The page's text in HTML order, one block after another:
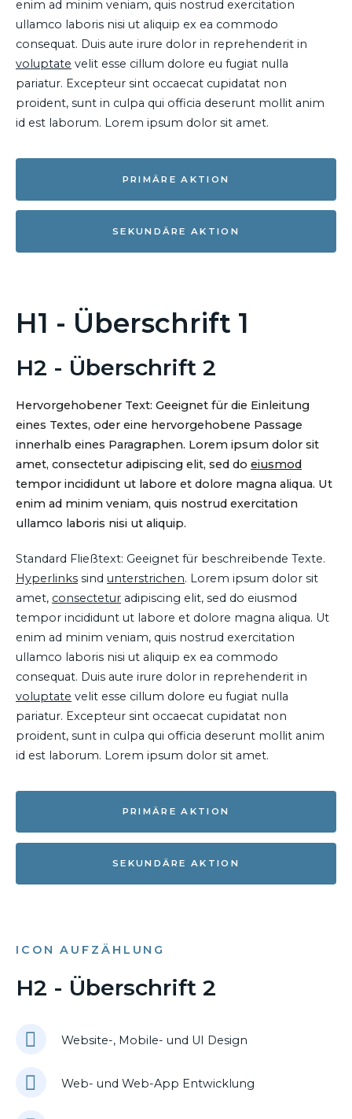
enim ad minim veniam, quis nostrud exercitation
ullamco laboris nisi ut aliquip ex ea commodo
consequat. Duis aute irure dolor in reprehenderit in
voluptate velit esse cillum dolore eu fugiat nulla
pariatur. Excepteur sint occaecat cupidatat non
proident, sunt in culpa qui officia deserunt mollit anim
id est laborum. Lorem ipsum dolor sit amet.
PRIMÄRE AKTION
SEKUNDÄRE AKTION
H1 - Überschrift 1
H2 - Überschrift 2
Hervorgehobener Text: Geeignet für die Einleitung
eines Textes, oder eine hervorgehobene Passage
innerhalb eines Paragraphen. Lorem ipsum dolor sit
amet, consectetur adipiscing elit, sed do eiusmod
tempor incididunt ut labore et dolore magna aliqua. Ut
enim ad minim veniam, quis nostrud exercitation
ullamco laboris nisi ut aliquip.
Standard Fließtext: Geeignet für beschreibende Texte.
Hyperlinks sind unterstrichen. Lorem ipsum dolor sit
amet, consectetur adipiscing elit, sed do eiusmod
tempor incididunt ut labore et dolore magna aliqua. Ut
enim ad minim veniam, quis nostrud exercitation
ullamco laboris nisi ut aliquip ex ea commodo
consequat. Duis aute irure dolor in reprehenderit in
voluptate velit esse cillum dolore eu fugiat nulla
pariatur. Excepteur sint occaecat cupidatat non
proident, sunt in culpa qui officia deserunt mollit anim
id est laborum. Lorem ipsum dolor sit amet.
PRIMÄRE AKTION
SEKUNDÄRE AKTION
ICON AUFZÄHLUNG
H2 - Überschrift 2
Website-, Mobile- und UI Design
Web- und Web-App Entwicklung